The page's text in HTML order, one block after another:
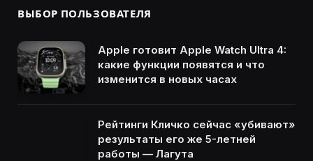
ВЫБОР ПОЛЬЗОВАТЕЛЯ
Apple готовит Apple Watch Ultra 4:
какие функции появятся и что
изменится в новых часах
Рейтинги Кличко сейчас «убивают»
результаты его же 5-летней
работы — Лагута